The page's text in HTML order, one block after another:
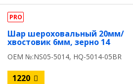
PRO
Шар шероховальный 20мм/
хвостовик 6мм, зерно 14
OEM №:NS05-5014, HQ-5014-05BR
1220